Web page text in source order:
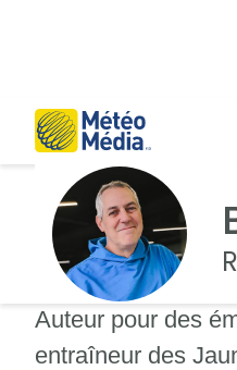
Auteur pour des
entraîneur des